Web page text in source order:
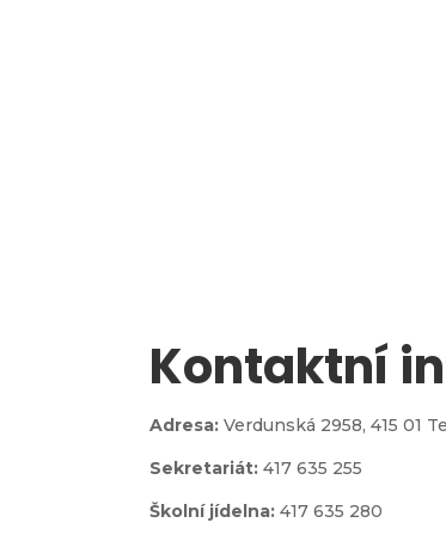
Kontaktní
Adresa: Verdunská 2958,415 01
Sekretariát: 417 635 255
Školní jídelna:417 635 280